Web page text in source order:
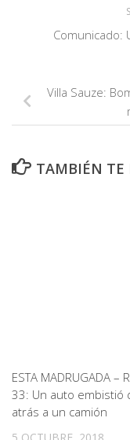
Comunicado:
Villa Sauze:
TAMBIÉN TE
ESTA MADRUGADA –
33: Un auto embistió
atrás a un camión